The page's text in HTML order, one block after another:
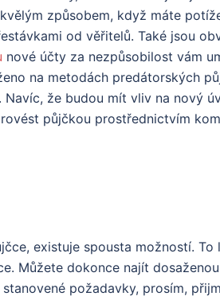
způsobem, když máte
od věřitelů. Také jsou
nové účty za nezpůsobilost vám
na metodách predátorských
že ​​budou mít vliv na nový
půjčkou prostřednictvím
existuje spousta možností. To
Můžete dokonce najít
požadavky, prosím,